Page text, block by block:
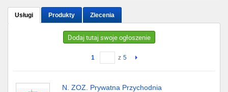
Usługi Produkty Zlecenia
Dodaj tutaj swoje ogłoszenie
1 z 5
N. ZOZ. Prywatna Przychodnia
Łódź